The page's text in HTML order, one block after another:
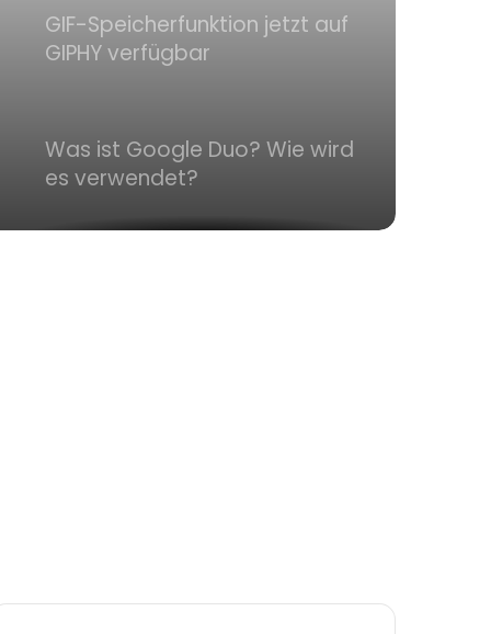
GIF-Speicherfunktion jetzt auf
GIPHY verfügbar
Was ist Google Duo? Wie wird
es verwendet?